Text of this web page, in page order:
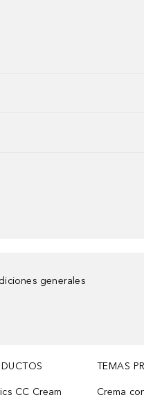
generales
CC Cream
TEMAS
Crema